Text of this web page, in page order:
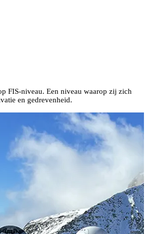
FIS-niveau. Een niveau waarop zij zich
en gedrevenheid.